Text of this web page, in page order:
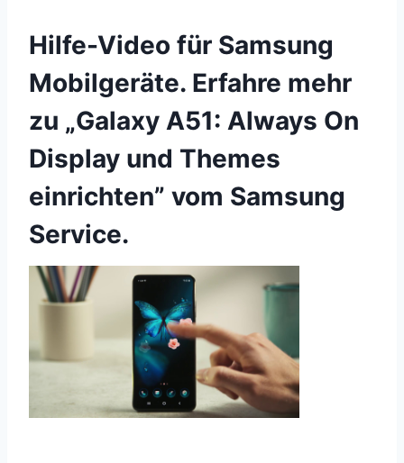
Hilfe-Video für Samsung
Mobilgeräte. Erfahre mehr
zu „Galaxy A51: Always On
Display und Themes
einrichten” vom Samsung
Service.